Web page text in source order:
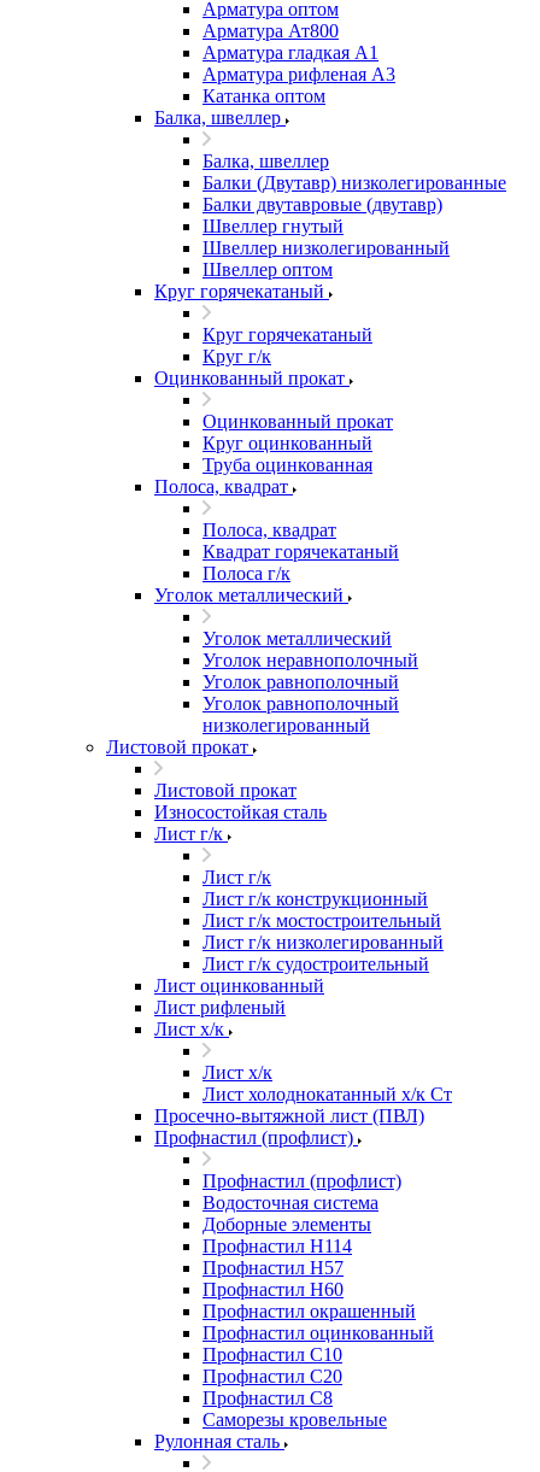
Арматура оптом
Арматура Ат800
Арматура гладкая А1
Арматура рифленая А3
Катанка оптом
Балка, швеллер
Балка, швеллер
Балки (Двутавр) низколегированные
Балки двутавровые (двутавр)
Швеллер гнутый
Швеллер низколегированный
Швеллер оптом
Круг горячекатаный
Круг горячекатаный
Круг г/к
Оцинкованный прокат
Оцинкованный прокат
Круг оцинкованный
Труба оцинкованная
Полоса, квадрат
Полоса, квадрат
Квадрат горячекатаный
Полоса г/к
Уголок металлический
Уголок металлический
Уголок неравнополочный
Уголок равнополочный
Уголок равнополочный
низколегированный
Листовой прокат
Листовой прокат
Износостойкая сталь
Лист г/к
Лист г/к
Лист г/к конструкционный
Лист г/к мостостроительный
Лист г/к низколегированный
Лист г/к судостроительный
Лист оцинкованный
Лист рифленый
Лист х/к
Лист х/к
Лист холоднокатанный х/к Ст
Просечно-вытяжной лист (ПВЛ)
Профнастил (профлист)
Профнастил (профлист)
Водосточная система
Доборные элементы
Профнастил Н114
Профнастил Н57
Профнастил Н60
Профнастил окрашенный
Профнастил оцинкованный
Профнастил С10
Профнастил С20
Профнастил С8
Саморезы кровельные
Рулонная сталь